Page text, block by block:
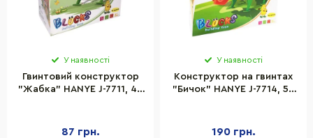
У наявності
Гвинтовий конструктор
"Жабка" HANYE J-7711, 44
87 грн.
У наявності
Конструктор на гвинтах
"Бичок" HANYE J-7714, 59
190 грн.